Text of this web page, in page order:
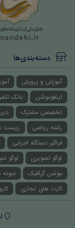
دسته‌بندی‌ها
آموزش و پرورش
اینفوموشن
بانک
تخصصی مشترک
رشته ریاضی
زیست
فراگیر دستگاه اجرایی
لوگو تصویری
لوگو
موشن گرافیک
نمونه
کارت های تجاری